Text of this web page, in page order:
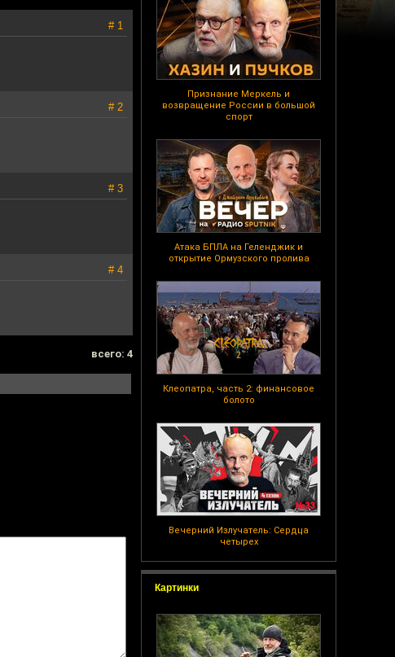
Признание Меркель и
возвращение России в большой
спорт
Атака БПЛА на Геленджик и
открытие Ормузского пролива
Клеопатра, часть 2: финансовое
болото
Вечерний Излучатель: Сердца
четырех
Картинки
# 1
# 2
# 3
# 4
всего: 4